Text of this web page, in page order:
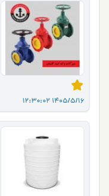
1405/5/16 12:30:02